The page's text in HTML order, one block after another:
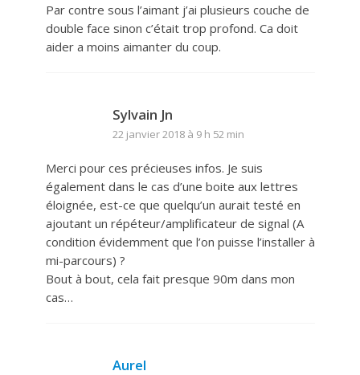
Par contre sous l’aimant j’ai plusieurs couche de
double face sinon c’était trop profond. Ca doit
aider a moins aimanter du coup.
Sylvain Jn
22 janvier 2018 à 9 h 52 min
Merci pour ces précieuses infos. Je suis
également dans le cas d’une boite aux lettres
éloignée, est-ce que quelqu’un aurait testé en
ajoutant un répéteur/amplificateur de signal (A
condition évidemment que l’on puisse l’installer à
mi-parcours) ?
Bout à bout, cela fait presque 90m dans mon
cas…
Aurel